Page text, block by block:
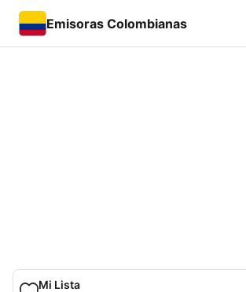
Emisoras Colombianas
Mi Lista